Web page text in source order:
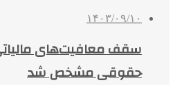
۱۴۰۳/۰۹/۱۰
سقف معافیت‌های
حقوقی مشخص شد